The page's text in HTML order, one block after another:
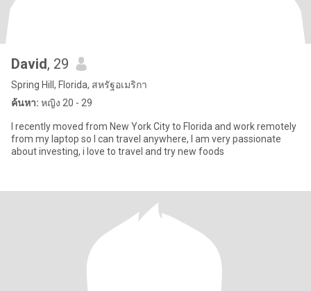
David, 29
Spring Hill, Florida, สหรัฐอเมริกา
ค้นหา: หญิง 20 - 29
I recently moved from New York City to Florida and work remotely
from my laptop so I can travel anywhere, I am very passionate
about investing, i love to travel and try new foods